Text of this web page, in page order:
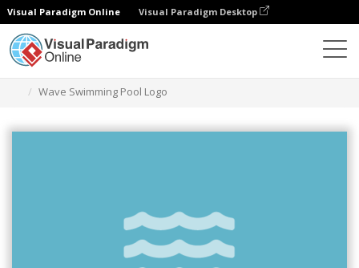
Visual Paradigm Online Visual Paradigm Desktop
Wave Swimming Pool Logo